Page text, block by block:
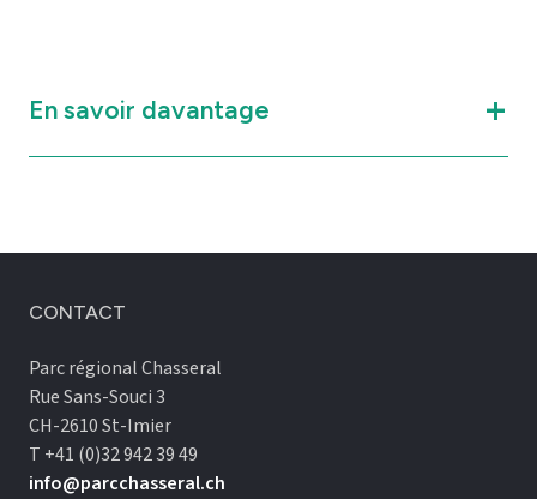
En savoir davantage
CONTACT
Parc régional Chasseral
Rue Sans-Souci 3
CH-2610 St-Imier
T +41 (0)32 942 39 49
info@parcchasseral.ch